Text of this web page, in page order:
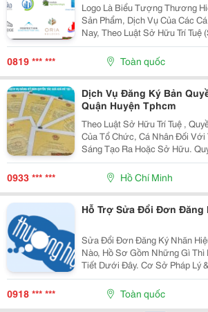
Logo Là Biểu Tượng Thương
Sản Phẩm, Dịch Vụ Của Các
Nay, Theo Luật Sở Hữu Trí Tuệ
Hình Thức Đăng Ký Bảo Hộ
Thương Hiệu Độc Quyền Hoặc
0819 *** *** Toàn quốc
Dịch Vụ Đăng Ký Bản
Quận Huyện Tphcm
Theo Luật Sở Hữu Trí Tuệ ,
Của Tổ Chức, Cá Nhân Đối Với
Sáng Tạo Ra Hoặc Sở Hữu.
Nhận Cho Các Tác Phẩm Văn
Học Như Sách, Bài Giảng,
Phẩm Sân Kh
0933 *** *** Hồ Chí Minh
Hỗ Trợ Sửa Đổi Đơn Đăng
Sửa Đổi Đơn Đăng Ký Nhãn
Nào, Hồ Sơ Gồm Những Gì
Tiết Dưới Đây. Cơ Sở Pháp Lý &Ndash; Luật Sở Hữu Trí
Tuệ 2005 Sửa Đổi Bổ Sung 2009; &Ndash; Nghị
103/2006/Nđ-Cp Quy Định Chi
0918 *** *** Toàn quốc